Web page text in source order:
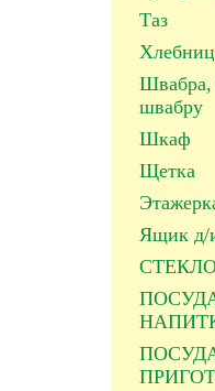
Таз
Швабра,
швабру
Шкаф
Щетка
Ящик д/